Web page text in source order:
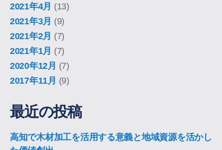
2021年4月 (13)
2021年3月 (9)
2021年2月 (7)
2021年1月 (7)
2020年12月 (7)
2017年11月 (9)
最近の投稿
高知で木材加工を活用する意義と地域資源を活かし